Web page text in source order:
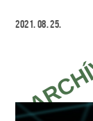
2021. 08. 25.